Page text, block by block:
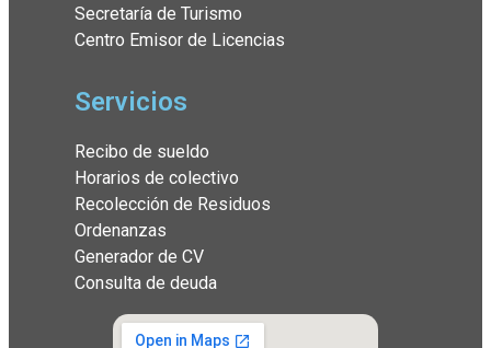
Secretaría de Turismo
Centro Emisor de Licencias
Servicios
Recibo de sueldo
Horarios de colectivo
Recolección de Residuos
Ordenanzas
Generador de CV
Consulta de deuda